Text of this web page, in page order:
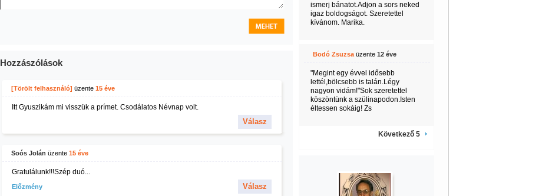
Hozzászólások
[Törölt felhasználó] üzente 15 éve
Itt Gyuszikám mi visszük a prímet. Csodálatos Névnap volt.
Válasz
Soós Jolán üzente 15 éve
Gratulálunk!!!Szép duó...
Előzmény Válasz
ismerj bánatot.Adjon a sors neked
igaz boldogságot. Szeretettel
kívánom. Marika.
Bodó Zsuzsaüzente 12 éve
"Megint egy évvel idősebb
lettél,bölcsebb is talán.Légy
nagyon vidám!"Sok szeretettel
köszöntünk a szülinapodon.Isten
éltessen sokáig! Zs
Következő 5